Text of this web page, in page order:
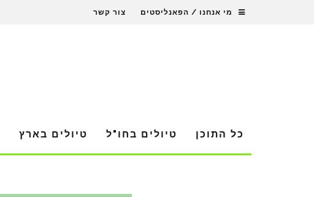
מי אנחנו / הפאנליסטים צור קשר
כל התוכן טיולים בחו"ל טיולים בארץ